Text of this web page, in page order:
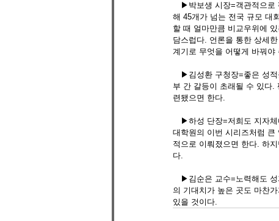
▶박보생 시장=객관적으로
해 45개가 넘는 전국 규모 대
할 때 얼마만큼 비교우위에
담스럽다. 언론을 통한 상세
계기로 무엇을 어떻게 바꿔
▶김성환 구청장=좋은 성적
부 간 갈등이 초래될 수 있다.
련됐으면 한다.
▶하성 단장=저희도 지자체
대학원의 이번 시리즈처럼
적으로 이뤄졌으면 한다. 하
다.
▶김순은 교수=노력해도 성
의 기대치가 높은 곳도 마찬
있을 것이다.